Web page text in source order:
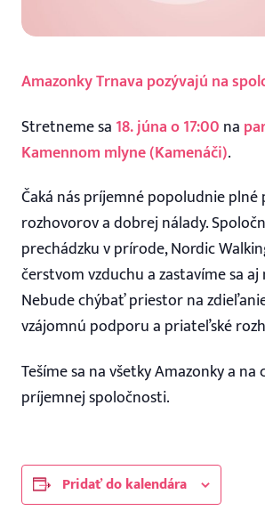
Amazonky Trnava pozývajú na
Stretneme sa 18. júna o 17:00 na
Kamennom mlyne (Kamenáči).
Čaká nás príjemné popoludnie plné
rozhovorov a dobrej nálady.
prechádzku v prírode, Nordic
čerstvom vzduchu a zastavíme sa aj
Nebude chýbať priestor na
vzájomnú podporu a priateľské
Tešíme sa na všetky Amazonky a
príjemnej spoločnosti.
Pridať do kalendára